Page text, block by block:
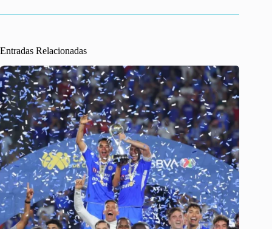
Entradas Relacionadas